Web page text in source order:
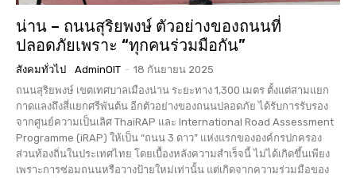
น่าน – ถนนสุริยพงษ์ ตัวอย่างของถนนที่
ปลอดภัยเพราะ “ทุกคนร่วมมือกัน”
สังคมทั่วไป AdminOIT - 18 กันยายน 2025
ถนนสุริยพงษ์ เขตเทศบาลเมืองน่าน ระยะทาง 1,300 เมตร ตั้งแต่สามแยก
กาดแลงถึงสี่แยกศรีพันต้น อีกตัวอย่างของถนนปลอดภัย ได้รับการรับรอง
จากศูนย์ความเป็นเลิศ ThaiRAP และ International Road Assessment
Programme (iRAP) ให้เป็น “ถนน 3 ดาว” แห่งแรกขององค์กรปกครอง
ส่วนท้องถิ่นในประเทศไทย โดยเบื้องหลังความสำเร็จนี้ ไม่ได้เกิดขึ้นเพียง
เพราะการซ่อมถนนหรือวางป้ายใหม่เท่านั้น แต่เกิดจากความร่วมมือของ